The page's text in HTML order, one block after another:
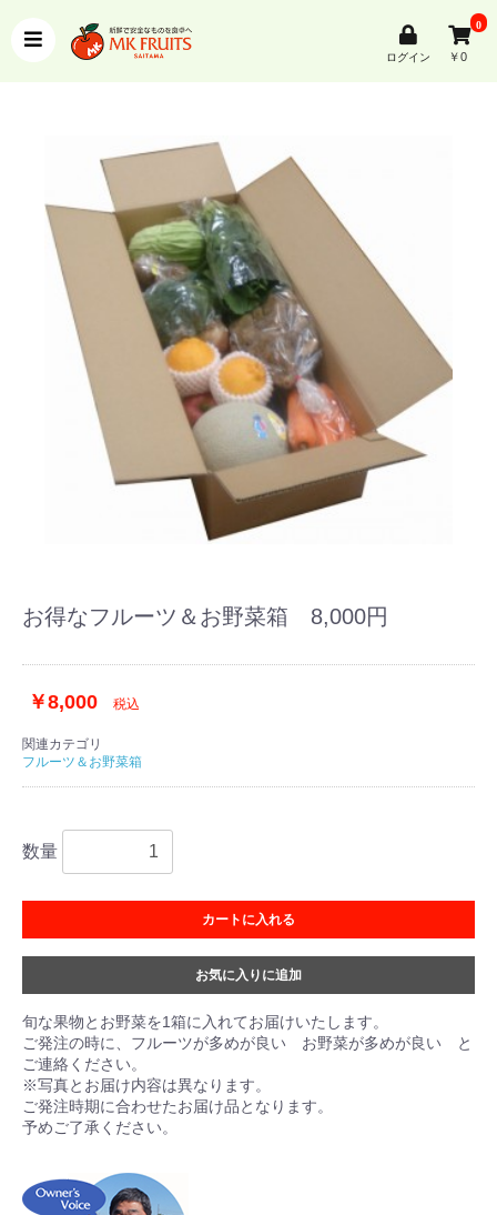
ログイン
0
￥0
お得なフルーツ＆お野菜箱 8,000円
￥8,000 税込
関連カテゴリ
フルーツ＆お野菜箱
数量
カートに入れる
お気に入りに追加
旬な果物とお野菜を1箱に入れてお届けいたします。
ご発注の時に、フルーツが多めが良い お野菜が多めが良い と
ご連絡ください。
※写真とお届け内容は異なります。
ご発注時期に合わせたお届け品となります。
予めご了承ください。